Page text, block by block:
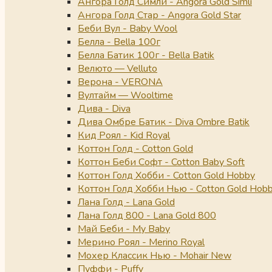
Ангора Голд Стар - Angora Gold Star
Беби Вул - Baby Wool
Белла - Bella 100г
Белла Батик 100г - Bella Batik
Велюто — Velluto
Верона - VERONA
Вултайм — Wooltime
Дива - Diva
Дива Омбре Батик - Diva Ombre Batik
Кид Роял - Kid Royal
Коттон Голд - Cotton Gold
Коттон Беби Софт - Cotton Baby Soft
Коттон Голд Хобби - Cotton Gold Hobby
Коттон Голд Хобби Нью - Cotton Gold
Лана Голд - Lana Gold
Лана Голд 800 - Lana Gold 800
Май Беби - My Baby
Мерино Роял - Merino Royal
Мохер Классик Нью - Mohair New
Пуффи - Puffy